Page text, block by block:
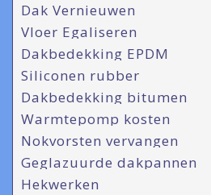
Dak Vernieuwen
Vloer Egaliseren
Dakbedekking EPDM
Siliconen rubber
Dakbedekking bitumen
Warmtepomp kosten
Nokvorsten vervangen
Geglazuurde dakpannen
Hekwerken